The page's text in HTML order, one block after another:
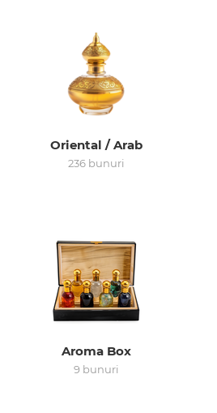
vândute
Oriental / Arab
236 bunuri
Aroma Box
9 bunuri